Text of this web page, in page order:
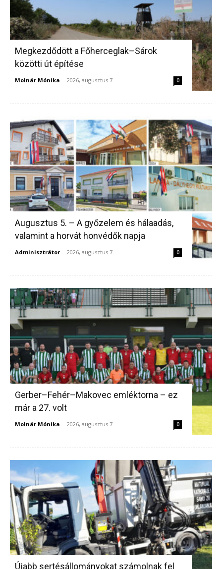
Megkezdődött a Főherceglak–Sárok
közötti út építése
Molnár Mónika - 2026, augusztus 7. 0
Augusztus 5. – A győzelem és hálaadás,
valamint a horvát honvédők napja
Adminisztrátor - 2026, augusztus 7. 0
Gerber–Fehér–Makovec emléktorna – ez
már a 27. volt
Molnár Mónika - 2026, augusztus 7. 0
Újabb sertésállományokat számolnak fel